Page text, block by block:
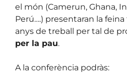
el món (Camerun, Ghana,
Perú….) presentaran la
anys de treball per tal de
per la pau.
A la conferència podràs: